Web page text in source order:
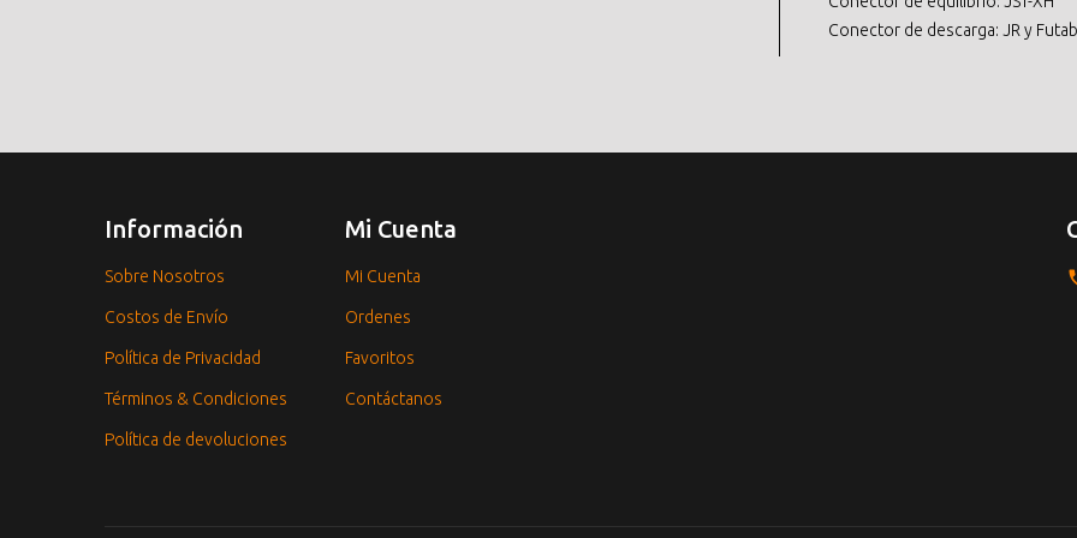
Conector de descarga: JR y
Información
Sobre Nosotros
Costos de Envío
Política de Privacidad
Términos & Condiciones
Política de devoluciones
Mi Cuenta
Mi Cuenta
Ordenes
Favoritos
Contáctanos